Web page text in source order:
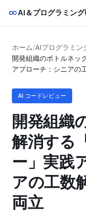
AI＆プログラミン
ホーム/AIプログラミン
開発組織のボトルネッ
アプローチ：シニアの
AI コードレビュー
開発組織
解消する
ー」実践
アの工数
両立